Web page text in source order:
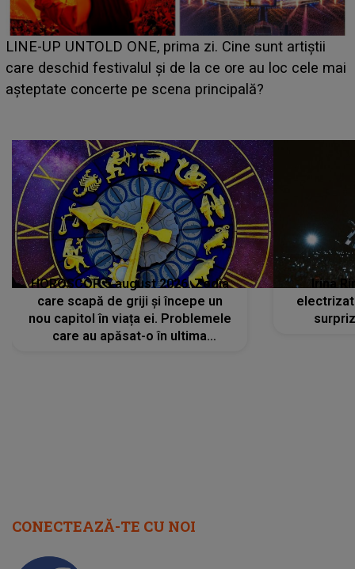
sunt artiștii
au loc cele mai
Ce a dezvăluit noua concurentă din
luat prin surprindere pe Emanuel.
BĂIATUL VIZAT de Alexandra?!
HOROSCOP 5 august 2026. Zodia
care scapă de griji și începe un
nou capitol în viața ei. Problemele
care au apăsat-o în ultima
Irina
CONECTEAZĂ-TE CU NOI